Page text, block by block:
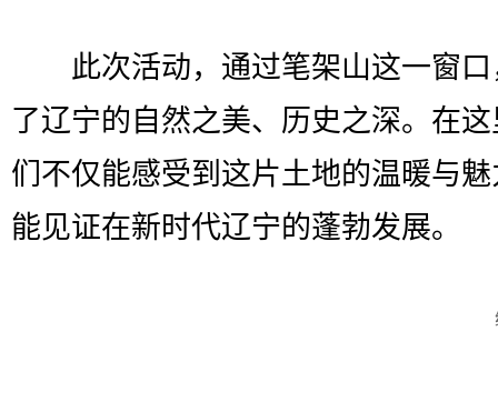
此次活动，通过笔架山这一窗口
了辽宁的自然之美、历史之深。在
们不仅能感受到这片土地的温暖与
能见证在新时代辽宁的蓬勃发展。